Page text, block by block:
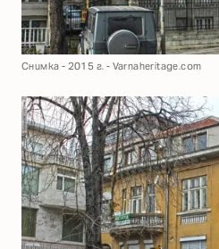
Снимка - 2015 г. - Varnaheritage.com